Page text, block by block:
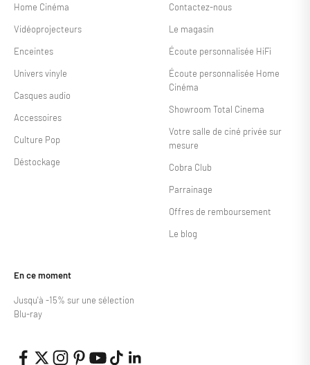
Home Cinéma
Vidéoprojecteurs
Enceintes
Univers vinyle
Casques audio
Accessoires
Culture Pop
Déstockage
Contactez-nous
Le magasin
Écoute personnalisée HiFi
Écoute personnalisée Home
Cinéma
Showroom Total Cinema
Votre salle de ciné privée sur
mesure
Cobra Club
Parrainage
Offres de remboursement
Le blog
En ce moment
Jusqu'à -15% sur une sélection
Blu-ray